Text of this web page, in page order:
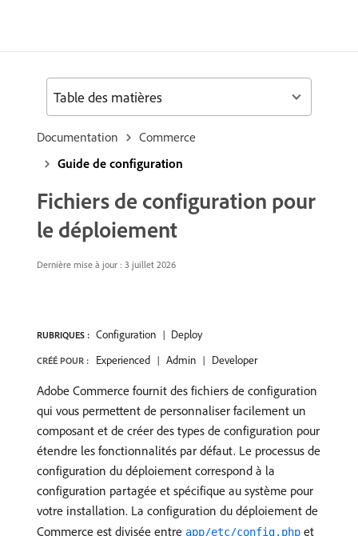
Documentation
Commerce
Guide de configuration
Fichiers de configuration pour
le déploiement
Dernière mise à jour : 3 juillet 2026
RUBRIQUES : Configuration Deploy
CRÉÉ POUR : Experienced Admin Developer
Adobe Commerce fournit des fichiers de configuration
qui vous permettent de personnaliser facilement un
composant et de créer des types de configuration pour
étendre les fonctionnalités par défaut. Le processus de
configuration du déploiement correspond à la
configuration partagée et spécifique au système pour
votre installation. La configuration du déploiement de
Commerce est divisée entre app/etc/config.php et
Table des matières